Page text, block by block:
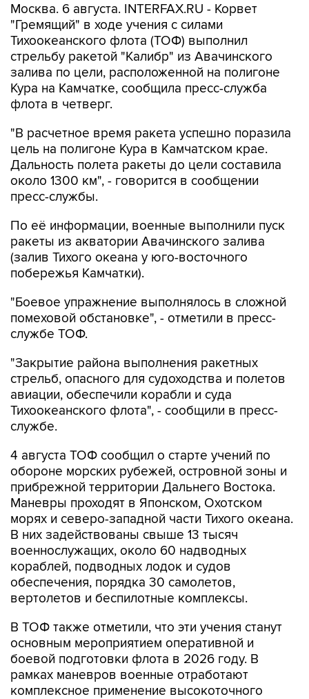
Москва. 6 августа. INTERFAX.RU - Корвет
"Гремящий" в ходе учения с силами
Тихоокеанского флота (ТОФ) выполнил
стрельбу ракетой "Калибр" из Авачинского
залива по цели, расположенной на полигоне
Кура на Камчатке, сообщила пресс-служба
флота в четверг.
"В расчетное время ракета успешно поразила
цель на полигоне Кура в Камчатском крае.
Дальность полета ракеты до цели составила
около 1300 км", - говорится в сообщении
пресс-службы.
По её информации, военные выполнили пуск
ракеты из акватории Авачинского залива
(залив Тихого океана у юго-восточного
побережья Камчатки).
"Боевое упражнение выполнялось в сложной
помеховой обстановке", - отметили в пресс-
службе ТОФ.
"Закрытие района выполнения ракетных
стрельб, опасного для судоходства и полетов
авиации, обеспечили корабли и суда
Тихоокеанского флота", - сообщили в пресс-
службе.
4 августа ТОФ сообщил о старте учений по
обороне морских рубежей, островной зоны и
прибрежной территории Дальнего Востока.
Маневры проходят в Японском, Охотском
морях и северо-западной части Тихого океана.
В них задействованы свыше 13 тысяч
военнослужащих, около 60 надводных
кораблей, подводных лодок и судов
обеспечения, порядка 30 самолетов,
вертолетов и беспилотные комплексы.
В ТОФ также отметили, что эти учения станут
основным мероприятием оперативной и
боевой подготовки флота в 2026 году. В
рамках маневров военные отработают
комплексное применение высокоточного